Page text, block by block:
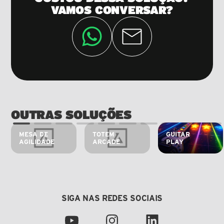
VAMOS CONVERSAR?
OUTRAS SOLUÇÕES
MESA DE
AGILIDADE
TOTEM
ARCADE
GUITAR
PLAY
SIGA NAS REDES SOCIAIS